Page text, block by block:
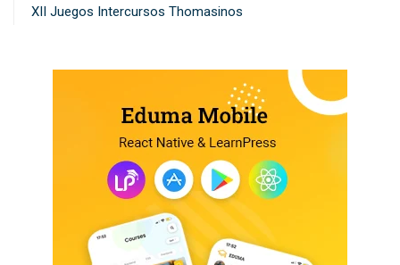
XII Juegos Intercursos Thomasinos